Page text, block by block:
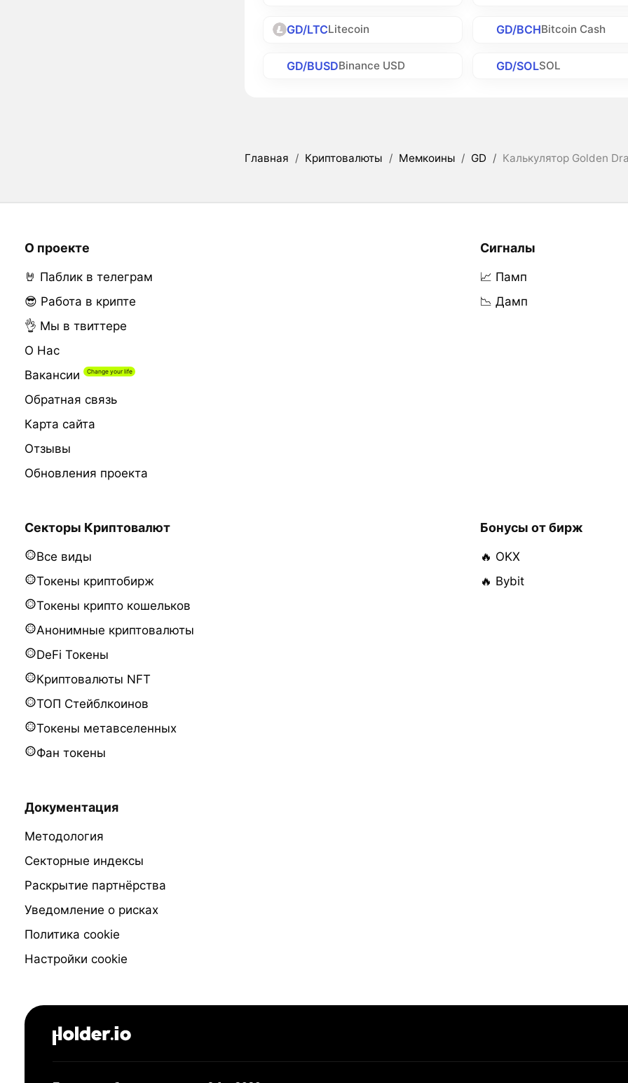
GD/LTCLitecoin GD/BCHBitcoin Cash
GD/BUSDBinance USD GD/SOLSOL
Главная / Криптовалюты / Мемкоины / GD / Калькулятор Golden
О проекте
🤘 Паблик в телеграм
😎 Работа в крипте
👌 Мы в твиттере
О Нас
Вакансии
Обратная связь
Карта сайта
Отзывы
Обновления проекта
Сигналы
📈 Памп
📉 Дамп
Секторы Криптовалют
Все виды
Токены криптобирж
Токены крипто кошельков
Анонимные криптовалюты
DeFi Токены
Криптовалюты NFT
ТОП Стейблкоинов
Токены метавселенных
Фан токены
Бонусы от бирж
🔥 OKX
🔥 Bybit
Документация
Методология
Секторные индексы
Раскрытие партнёрства
Уведомление о рисках
Политика cookie
Настройки cookie